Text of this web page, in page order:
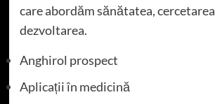
care abordăm sănătatea,
dezvoltarea.
Anghirol prospect
Aplicații în medicină